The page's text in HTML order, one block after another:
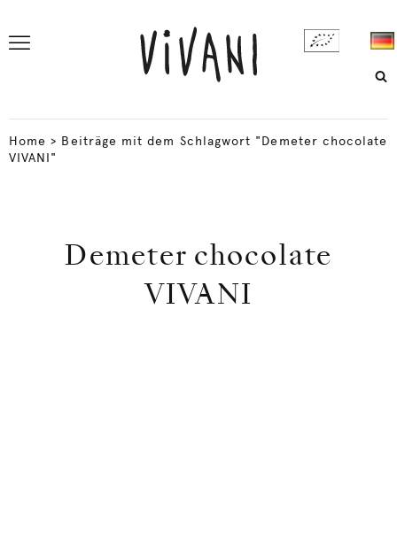
Home > Beiträge mit dem Schlagwort "Demeter chocolate
VIVANI"
Demeter chocolate
VIVANI